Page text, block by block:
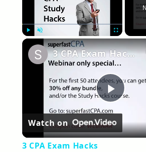
Play
3 CPA Exam Hacks
Watch on
3 CPA Exam Hacks